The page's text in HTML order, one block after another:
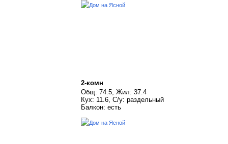
2-комн
Общ: 74.5, Жил: 37.4
Кух: 11.6, С/у: раздельный
Балкон: есть